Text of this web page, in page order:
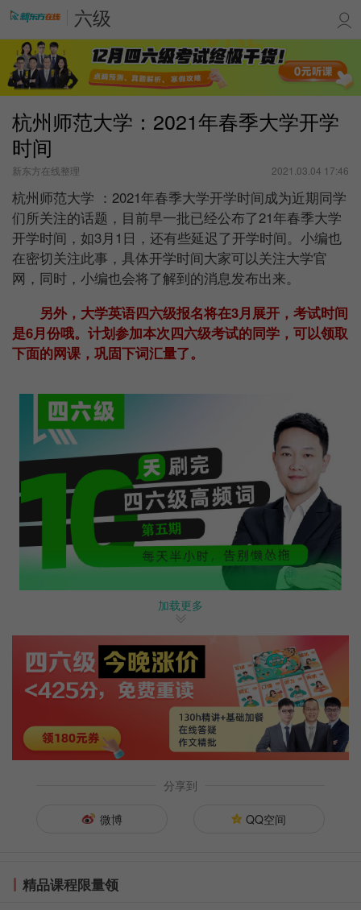
六级
杭州师范大学：2021年春季大学开学
时间
新东方在线整理 2021.03.04 17:46
杭州师范大学 ：2021年春季大学开学时间成为近期同学
们所关注的话题，目前早一批已经公布了21年春季大学
开学时间，如3月1日，还有些延迟了开学时间。 小编也
在密切关注此事，具体开学时间大家可以关注大学官
网，同时，小编也会将了解到的消息发布出来。
另外，大学英语四六级报名将在3月展开，考试时间
是6月份哦。计划参加本次四六级考试的同学，可以领取
下面的网课，巩固下词汇量了。
戳这里→最新四六级0元课免费领取！
加载更多
分享到
微博 QQ空间
精品课程限量领